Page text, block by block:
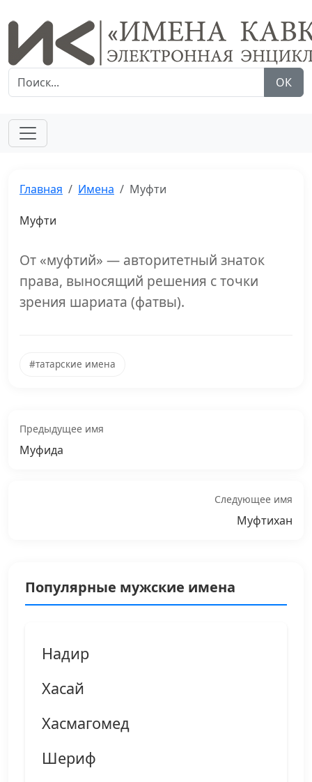
ОК
Главная Имена Муфти
Муфти
От «муфтий» — авторитетный знаток
права, выносящий решения с точки
зрения шариата (фатвы).
#татарские имена
Предыдущее имя
Муфида
Следующее имя
Муфтихан
Популярные мужские имена
Надир
Хасай
Хасмагомед
Шериф